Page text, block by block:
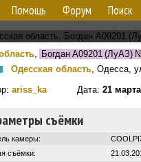
Помощь Форум Поиск
, Богдан А09201 (ЛуАЗ)
Одесская область, Одесса,
ariss_kaДата: 21
съёмки
камеры:
съёмки: